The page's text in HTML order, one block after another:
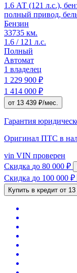
1.6 АТ (121 л.с.),
полный привод,
Бензин
33735 км.
1.6 / 121 л.с.
Полный
Автомат
1 владелец
1 229 900 ₽
1 414 000 ₽
от 13 439 ₽/мес.
Гарантия
Оригинал ПТС в
vin VIN проверен
Скидка до 80 000 ₽
Скидка до 100 000 ₽
Купить в кредит от